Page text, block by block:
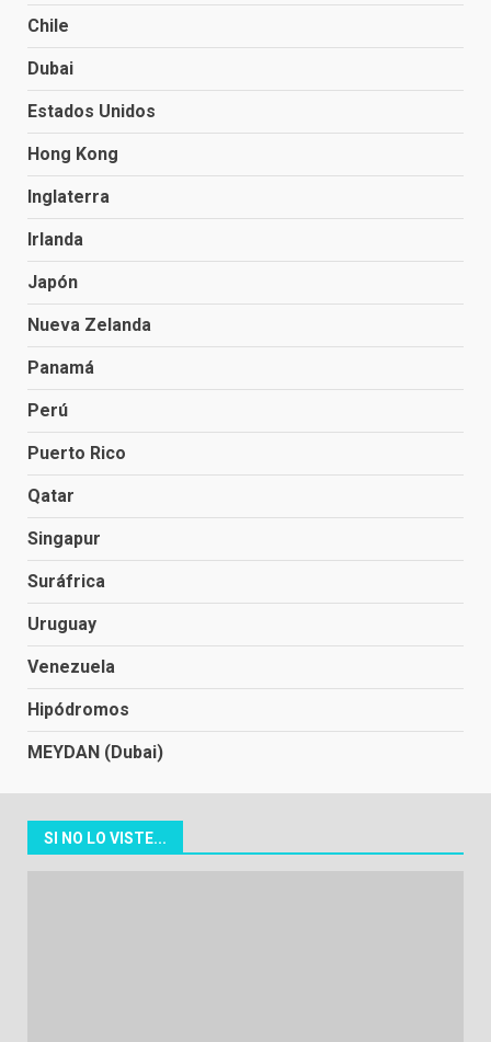
Chile
Dubai
Estados Unidos
Hong Kong
Inglaterra
Irlanda
Japón
Nueva Zelanda
Panamá
Perú
Puerto Rico
Qatar
Singapur
Suráfrica
Uruguay
Venezuela
Hipódromos
MEYDAN (Dubai)
SI NO LO VISTE...